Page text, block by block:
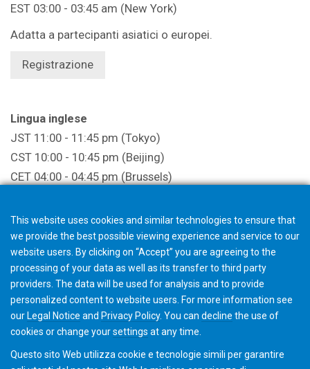
EST 03:00 - 03:45 am (New York)
Adatta a partecipanti asiatici o europei.
Registrazione
Lingua inglese
JST 11:00 - 11:45 pm (Tokyo)
CST 10:00 - 10:45 pm (Beijing)
CET 04:00 - 04:45 pm (Brussels)
Adatto a partecipanti americani o europei.
Registrazione
La registrazione termina un'ora prima dell'inizio
dell'evento
This website uses cookies and similar technologies to ensure that
we provide the best possible viewing experience and service to our
website users. By clicking on “Accept” you are agreeing to the
processing of your data as well as its transfer to third party
providers. The data will be used for analysis and to provide
personalized content to website users. For more information see
our Legal Notice and Privacy Policy. You can decline the use of
cookies or change yoursettings at any time.
Questo sito Web utilizza cookie e tecnologie simili per garantire